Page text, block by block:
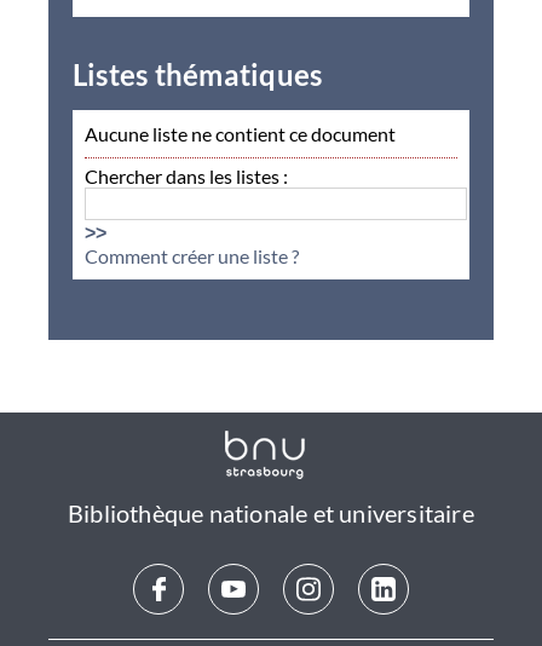
Listes thématiques
Aucune liste ne contient ce document
Chercher dans les listes :
>>
Comment créer une liste ?
Bibliothèque nationale et universitaire